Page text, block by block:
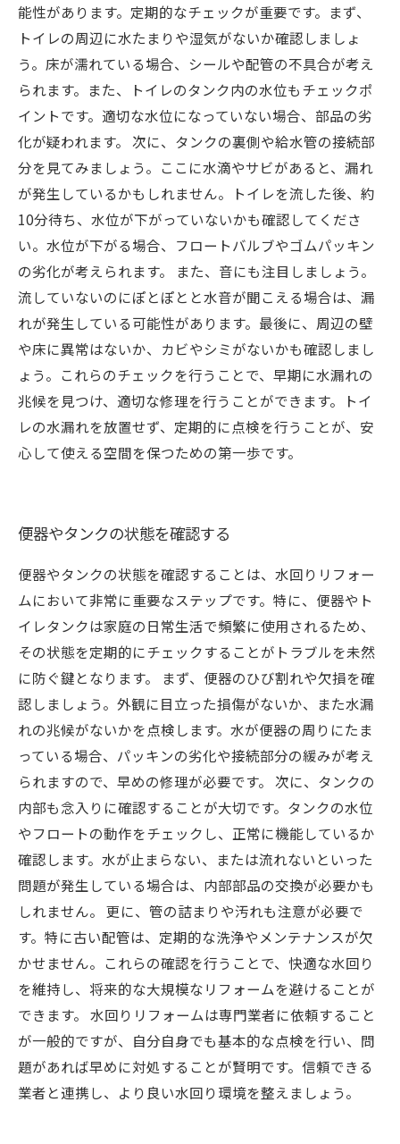
能性があります。定期的なチェックが重要です。まず、
トイレの周辺に水たまりや湿気がないか確認しましょ
う。床が濡れている場合、シールや配管の不具合が考え
られます。また、トイレのタンク内の水位もチェックポ
イントです。適切な水位になっていない場合、部品の劣
化が疑われます。 次に、タンクの裏側や給水管の接続部
分を見てみましょう。ここに水滴やサビがあると、漏れ
が発生しているかもしれません。トイレを流した後、約
10分待ち、水位が下がっていないかも確認してくださ
い。水位が下がる場合、フロートバルブやゴムパッキン
の劣化が考えられます。 また、音にも注目しましょう。
流していないのにぽとぽとと水音が聞こえる場合は、漏
れが発生している可能性があります。最後に、周辺の壁
や床に異常はないか、カビやシミがないかも確認しまし
ょう。これらのチェックを行うことで、早期に水漏れの
兆候を見つけ、適切な修理を行うことができます。トイ
レの水漏れを放置せず、定期的に点検を行うことが、安
心して使える空間を保つための第一歩です。
便器やタンクの状態を確認する
便器やタンクの状態を確認することは、水回りリフォー
ムにおいて非常に重要なステップです。特に、便器やト
イレタンクは家庭の日常生活で頻繁に使用されるため、
その状態を定期的にチェックすることがトラブルを未然
に防ぐ鍵となります。 まず、便器のひび割れや欠損を確
認しましょう。外観に目立った損傷がないか、また水漏
れの兆候がないかを点検します。水が便器の周りにたま
っている場合、パッキンの劣化や接続部分の緩みが考え
られますので、早めの修理が必要です。 次に、タンクの
内部も念入りに確認することが大切です。タンクの水位
やフロートの動作をチェックし、正常に機能しているか
確認します。水が止まらない、または流れないといった
問題が発生している場合は、内部部品の交換が必要かも
しれません。 更に、管の詰まりや汚れも注意が必要で
す。特に古い配管は、定期的な洗浄やメンテナンスが欠
かせません。これらの確認を行うことで、快適な水回り
を維持し、将来的な大規模なリフォームを避けることが
できます。 水回りリフォームは専門業者に依頼すること
が一般的ですが、自分自身でも基本的な点検を行い、問
題があれば早めに対処することが賢明です。信頼できる
業者と連携し、より良い水回り環境を整えましょう。